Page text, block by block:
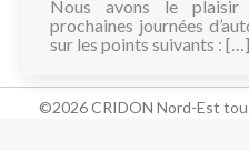
Nous avons le plaisir
prochaines journées
sur les points suivants : […]
©2026 CRIDON Nord-Est
confidentialité (RGPD)